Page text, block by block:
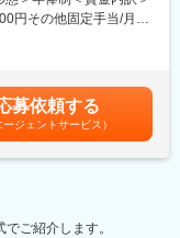
、評価が決定されま
用されています。
きます。
貢献する事で、患者
為、大変やりがいのあ
しており、営業所長や
る為、早期のキャリア
円その他固定手当/月：
能力・前職の給与など
・評価：年2回（4月・
提案プロセスなどの定性
任/入社2-3年)⇒420-550
額)は固定手当を含めた
募依頼する
ージェントサービス）
ご紹介します。